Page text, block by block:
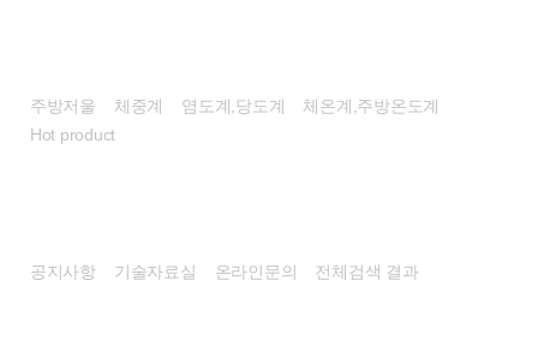
주방저울 체중계 염도계,당도계
체온계,주방온도계
Hot product
공지사항 기술자료실 온라인문의 전체검색 결과